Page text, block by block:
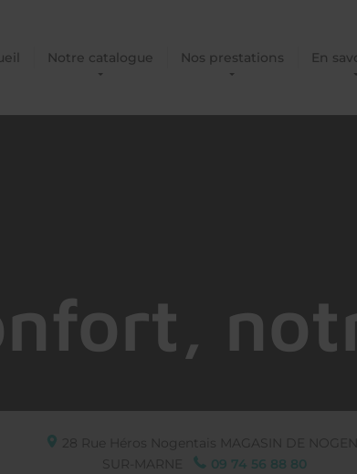
Notre catalogue Nos prestations En
28 Rue Héros Nogentais MAGASIN DE
SUR-MARNE
09 74 56 88 80